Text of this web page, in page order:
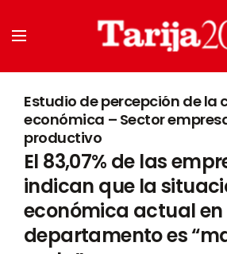
Estudio de percepción de la
económica – Sector
productivo
El 83,07% de las
indican que la
económica actual en
departamento es